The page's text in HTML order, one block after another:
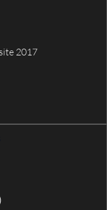
2017